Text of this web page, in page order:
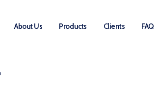
About Us Products Clients FAQ